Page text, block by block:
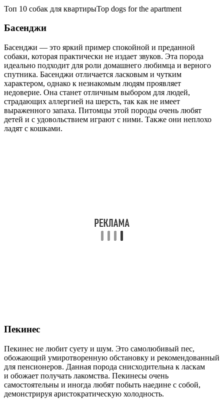
Топ 10 собак для квартирыTop dogs for the apartment
Басенджи
Басенджи — это яркий пример спокойной и преданной
собаки, которая практически не издает звуков. Эта порода
идеально подходит для роли домашнего любимца и верного
спутника. Басенджи отличается ласковым и чутким
характером, однако к незнакомым людям проявляет
недоверие. Она станет отличным выбором для людей,
страдающих аллергией на шерсть, так как не имеет
выраженного запаха. Питомцы этой породы очень любят
детей и с удовольствием играют с ними. Также они неплохо
ладят с кошками.
Пекинес
Пекинес не любит суету и шум. Это самолюбивый пес,
обожающий умиротворенную обстановку и рекомендованный
для пенсионеров. Данная порода снисходительна к ласкам
и обожает получать лакомства. Пекинесы очень
самостоятельны и иногда любят побыть наедине с собой,
демонстрируя аристократическую холодность.